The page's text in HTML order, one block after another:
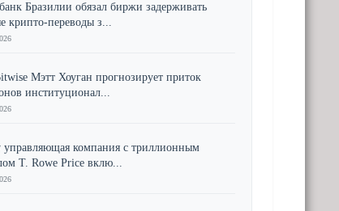
Бразилии обязал биржи задерживать
крипто-переводы з...
Мэтт Хоуган прогнозирует приток
институционал...
управляющая компания с триллионным
T. Rowe Price вклю...